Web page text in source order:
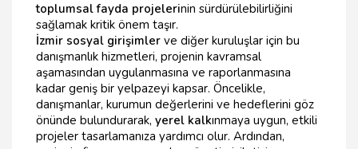
toplumsal fayda projelerinin sürdürülebilirliğini
sağlamak kritik önem taşır.
İzmir sosyal girişimler ve diğer kuruluşlar için bu
danışmanlık hizmetleri, projenin kavramsal
aşamasından uygulanmasına ve raporlanmasına
kadar geniş bir yelpazeyi kapsar. Öncelikle,
danışmanlar, kurumun değerlerini ve hedeflerini göz
önünde bulundurarak, yerel kalkınmaya uygun, etkili
projeler tasarlamanıza yardımcı olur. Ardından,